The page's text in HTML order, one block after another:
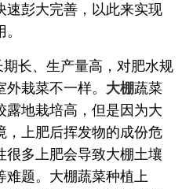
速彭大完善，以此来实现
长、生产量高，对肥水规
栽菜不一样。 大棚蔬菜
露地栽培高，但是因为大
，上肥后挥发物的成份危
很多上肥会导致大棚土壤
难题。大棚蔬菜种植上